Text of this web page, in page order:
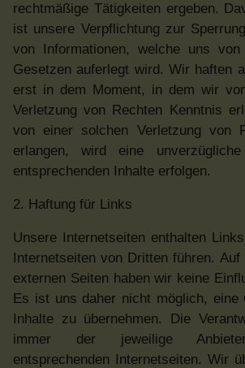
rechtmäßige Tätigkeiten ergeben.
ist unsere Verpflichtung zur
von Informationen, welche uns von
Gesetzen auferlegt wird. Wir haften
erst in dem Moment, in dem wir
Verletzung von Rechten Kenntnis
von einer solchen Verletzung von
erlangen, wird eine
entsprechenden Inhalte erfolgen.
2. Haftung für Links
Unsere Internetseiten enthalten
Internetseiten von Dritten führen.
externen Seiten haben wir keine
Es ist uns daher nicht möglich, eine
Inhalte zu übernehmen. Die
immer der jeweilige
entsprechenden Internetseiten. Wir